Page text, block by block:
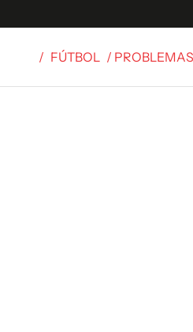
/ FÚTBOL / PROBLEMAS